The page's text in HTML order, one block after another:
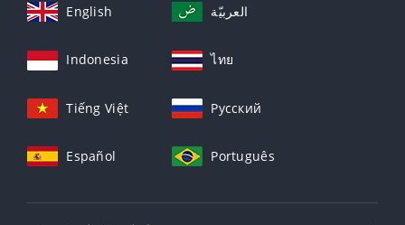
English العربيّة
Indonesia ไทย
Tiếng Việt Русский
Español Português